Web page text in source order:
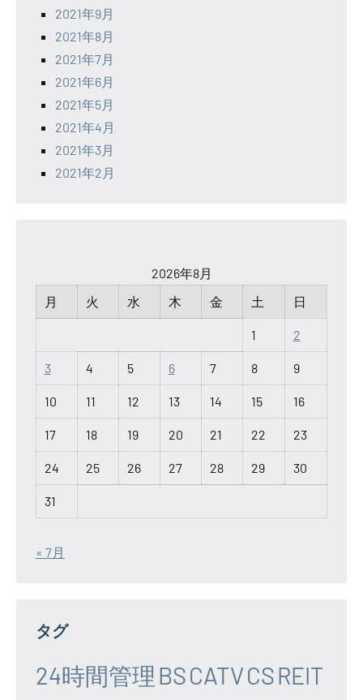
2021年9月
2021年8月
2021年7月
2021年6月
2021年5月
2021年4月
2021年3月
2021年2月
2026年8月
月
火 水 木 金 土 日
1 2
3 4 5 6 7 8 9
10 11 12 13 14 15 16
17 18 19 20 21 22 23
24 25 26 27 28 29 30
31
« 7月
タグ
24時間管理 BSCATVCSREIT